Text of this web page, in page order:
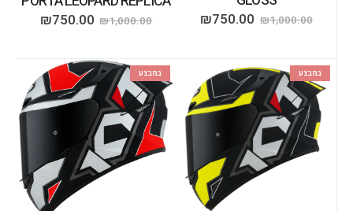
₪1,000.00
₪750.00
₪1,000.00
₪750.00
במבצע במבצע